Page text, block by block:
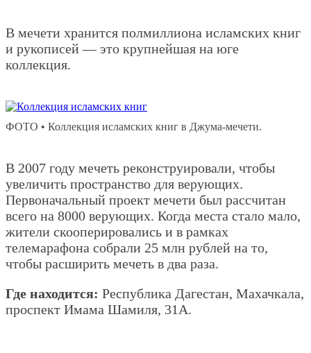
В мечети хранится полмиллиона исламских книг
и рукописей — это крупнейшая на юге
коллекция.
ФОТО • Коллекция исламских книг в Джума-мечети.
В 2007 году мечеть реконструировали, чтобы
увеличить пространство для верующих.
Первоначальный проект мечети был рассчитан
всего на 8000 верующих. Когда места стало мало,
жители скооперировались и в рамках
телемарафона собрали 25 млн рублей на то,
чтобы расширить мечеть в два раза.
Где находится: Республика Дагестан, Махачкала,
проспект Имама Шамиля, 31А.